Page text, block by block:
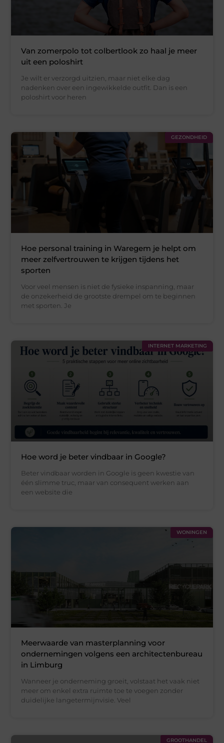
Van zomerpolo tot colbertlook zo haal je meer
uit een poloshirt
Je wilt er verzorgd uitzien, maar niet elke dag
nadenken over een ingewikkelde outfit. Dan is een
poloshirt voor heren
GEZONDHEID
Hoe personal training in Waregem je helpt om
meer zelfvertrouwen te krijgen tijdens het
sporten
Voor veel mensen is niet de fysieke inspanning, maar
de onzekerheid de grootste drempel om te beginnen
met sporten. Je
INTERNET MARKETING
Hoe word je beter vindbaar in Google?
Beter vindbaar worden in Google is geen kwestie van
één slimme truc, maar van consequent werken aan
een website die
WONINGEN
Meerwaarde van masterplanning voor
ondernemingen volgens een architectenbureau
in Limburg
Wanneer je onderneming groeit, volstaat het vaak niet
meer om enkel extra ruimte toe te voegen zonder
duidelijke langetermijnvisie. Veel
GROOTHANDEL